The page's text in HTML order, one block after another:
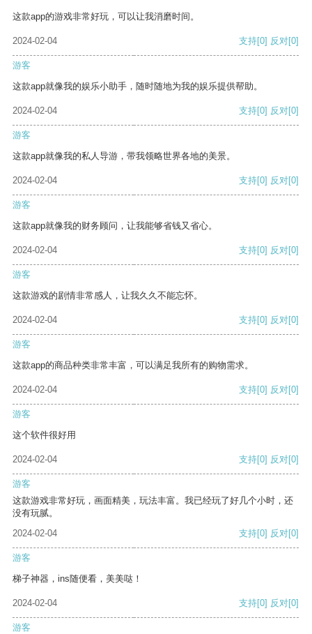
这款app的游戏非常好玩，可以让我消磨时间。
2024-02-04 支持[0] 反对[0]
游客
这款app就像我的娱乐小助手，随时随地为我的娱乐提供帮助。
2024-02-04 支持[0] 反对[0]
游客
这款app就像我的私人导游，带我领略世界各地的美景。
2024-02-04 支持[0] 反对[0]
游客
这款app就像我的财务顾问，让我能够省钱又省心。
2024-02-04 支持[0] 反对[0]
游客
这款游戏的剧情非常感人，让我久久不能忘怀。
2024-02-04 支持[0] 反对[0]
游客
这款app的商品种类非常丰富，可以满足我所有的购物需求。
2024-02-04 支持[0] 反对[0]
游客
这个软件很好用
2024-02-04 支持[0] 反对[0]
游客
这款游戏非常好玩，画面精美，玩法丰富。我已经玩了好几个小时，还
没有玩腻。
2024-02-04
支持[0] 反对[0]
游客
梯子神器，ins随便看，美美哒！
2024-02-04 支持[0] 反对[0]
游客